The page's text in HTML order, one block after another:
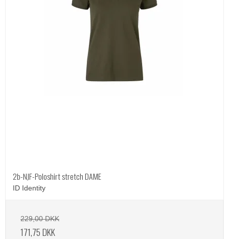
2b-NJF-Poloshirt stretch DAME
ID Identity
229,00 DKK
171,75 DKK